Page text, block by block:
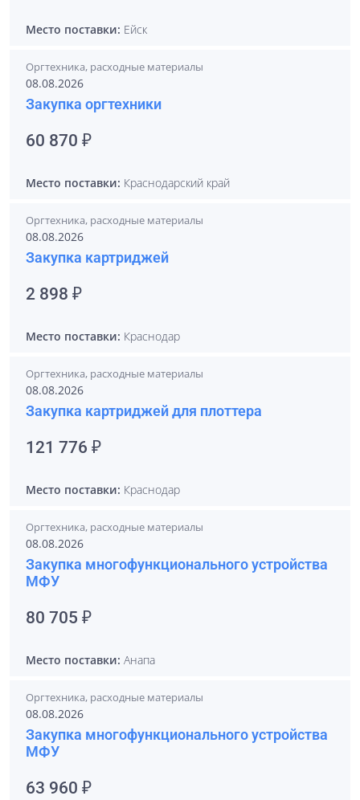
Место поставки: Ейск
Оргтехника, расходные материалы
08.08.2026
Закупка оргтехники
60 870 ₽
Место поставки: Краснодарский край
Оргтехника, расходные материалы
08.08.2026
Закупка картриджей
2 898 ₽
Место поставки: Краснодар
Оргтехника, расходные материалы
08.08.2026
Закупка картриджей для плоттера
121 776 ₽
Место поставки: Краснодар
Оргтехника, расходные материалы
08.08.2026
Закупка многофункционального устройства
МФУ
80 705 ₽
Место поставки: Анапа
Оргтехника, расходные материалы
08.08.2026
Закупка многофункционального устройства
МФУ
63 960 ₽